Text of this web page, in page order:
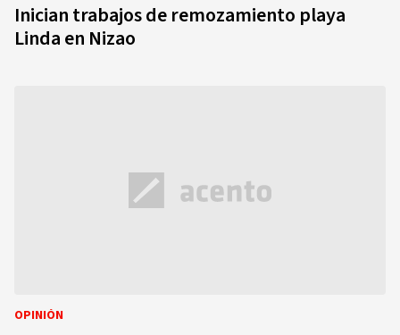
Inician trabajos de remozamiento playa
Linda en Nizao
OPINIÓN